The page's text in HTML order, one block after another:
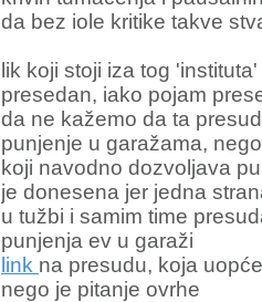
da bez iole kritike takve
lik koji stoji iza tog
presedan, iako pojam
da ne kažemo da ta
punjenje u garažama,
koji navodno dozvoljava
je donesena jer jedna
u tužbi i samim time
punjenja ev u garaži
link na presudu, koja
nego je pitanje ovrhe